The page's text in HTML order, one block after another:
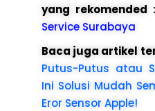
yang rekomended :
Service Surabaya
Baca juga artikel
Putus-Putus atau
Ini Solusi Mudah
Eror Sensor Apple!